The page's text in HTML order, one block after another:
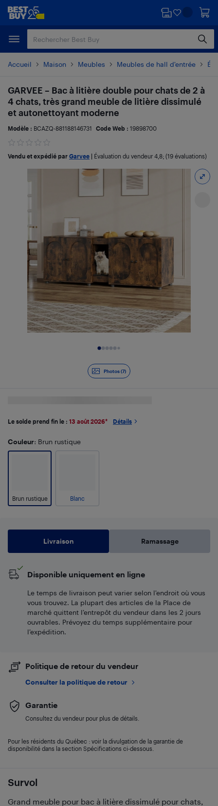
Passer
principal
Passer
Accueil Maison Meubles Meubles de hall d'entrée
Photos (7)
Survol
Grand meuble pour bac à litière dissimulé pour chats,
GARVEE – Bac à litière double pour chats de 2 à
4 chats, très grand meuble de litière dissimulé
et autonettoyant moderne
Modèle : BCAZQ-881188146731 Code Web : 19898700
Vendu et expédié par Garvee Évaluation du vendeur 4,8; (19 évaluations)
Le solde prend fin le : 13 août 2026* Détails
Couleur: Brun rustique
Brun rustique Blanc
Livraison Ramassage
Disponible uniquement en ligne
Le temps de livraison peut varier selon l'endroit où vous
vous trouvez. La plupart des articles de la Place de
marché quittent l’entrepôt du vendeur dans les 2 jours
ouvrables. Prévoyez du temps supplémentaire pour
l’expédition.
Politique de retour du vendeur
Consulter la politique de retour
Garantie
Consultez du vendeur pour plus de détails.
Pour les résidents du Québec : voir la divulgation de la garantie de
disponibilité dans la section Spécifications ci-dessous.